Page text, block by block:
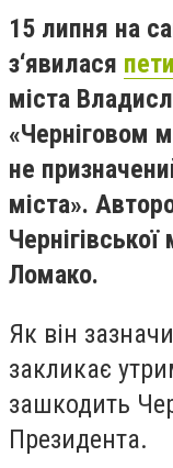
15 липня на
з‘явилася
міста
«Черніговом
не
міста».
Ломако.
Як він
закликає
зашкодить
Президента.